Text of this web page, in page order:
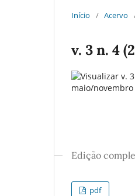
Início / Acervo
v. 3 n. 4
Edição
pdf